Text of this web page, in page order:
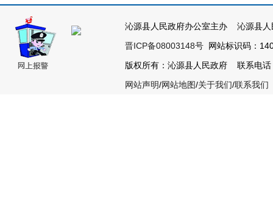
沁源县人民政府办公室主办 沁源县
晋ICP备08003148号 网站标识码：
版权所有：沁源县人民政府 联系电
网站声明/网站地图/关于我们/联系我们